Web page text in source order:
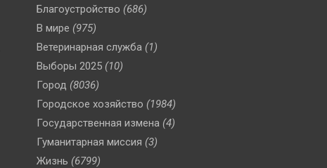
Благоустройство (686)
В мире (975)
Ветеринарная служба (1)
Выборы 2025 (10)
Город (8036)
Городское хозяйство (1984)
Государственная измена (4)
Гуманитарная миссия (3)
Жизнь (6799)